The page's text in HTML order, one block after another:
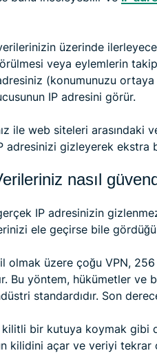
üzerinde
veya eylemlerin
(konumunuzu ortaya
IP adresini görür.
ile web siteleri
adresinizi gizleyerek ekstra
nasıl
IP adresinizin
ele geçirse bile gördüğü
olmak üzere çoğu VPN,
Bu yöntem, hükümetler ve
standardıdır. Son
bir kutuya koymak gibi
kilidini açar ve veriyi tekrar